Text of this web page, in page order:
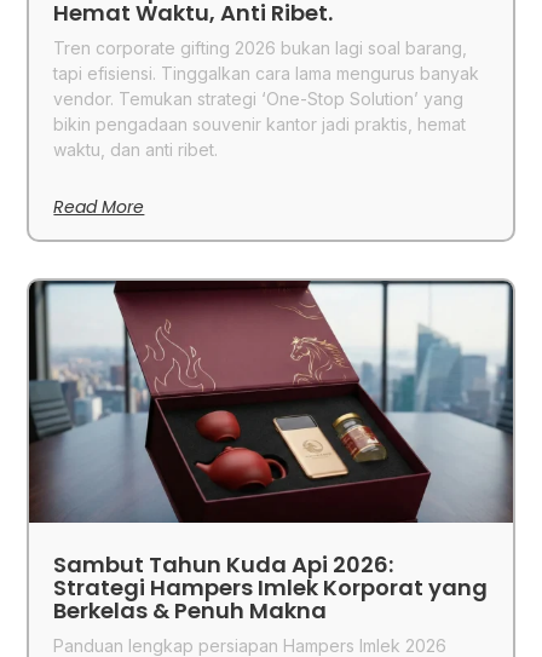
Hemat Waktu, Anti Ribet.
Tren corporate gifting 2026 bukan lagi soal barang,
tapi efisiensi. Tinggalkan cara lama mengurus banyak
vendor. Temukan strategi ‘One-Stop Solution’ yang
bikin pengadaan souvenir kantor jadi praktis, hemat
waktu, dan anti ribet.
Read More
Sambut Tahun Kuda Api 2026:
Strategi Hampers Imlek Korporat yang
Berkelas & Penuh Makna
Panduan lengkap persiapan Hampers Imlek 2026